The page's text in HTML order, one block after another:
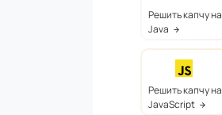
Решить капчу на
Java
Решить капчу на
JavaScript